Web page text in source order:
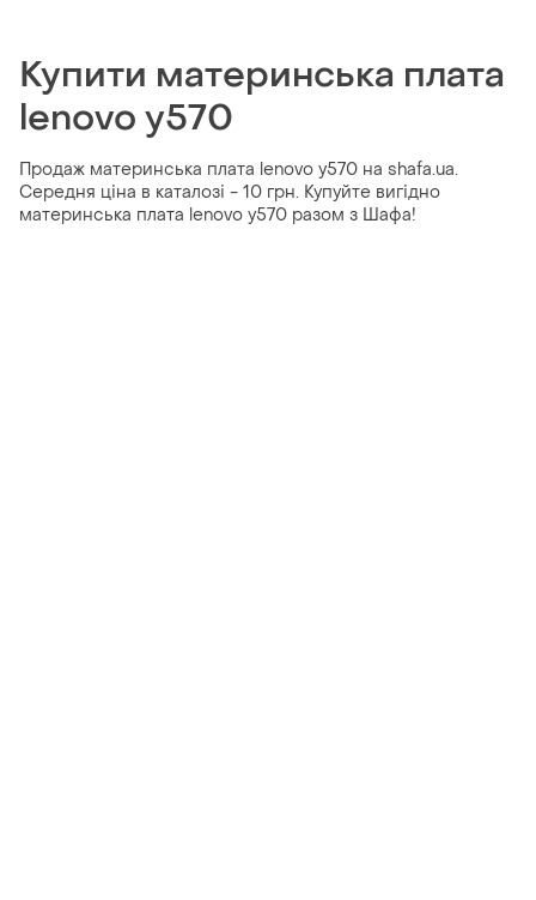
Купити материнська плата
lenovo y570
Продаж материнська плата lenovo y570 на shafa.ua.
Середня ціна в каталозі - 10 грн. Купуйте вигідно
материнська плата lenovo y570 разом з Шафа!